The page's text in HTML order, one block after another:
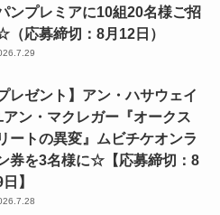
ンプレミアに10組20名様ご招
（応募締切：8月12日）
プレゼント】アン・ハサウェイ
アン・マクレガー『オークス
ートの異変』ムビチケオンラ
券を3名様に☆【応募締切：8
】